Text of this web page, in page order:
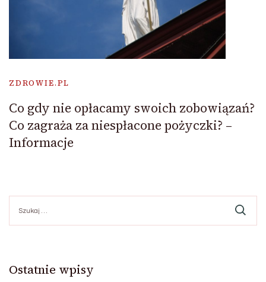
ZDROWIE.PL
Co gdy nie opłacamy swoich zobowiązań?
Co zagraża za niespłacone pożyczki? –
Informacje
Ostatnie wpisy